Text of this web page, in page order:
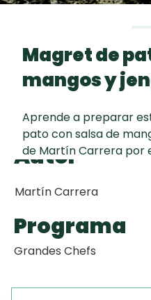
Magret de
mangos y
Aprende a preparar
pato con salsa de
de Martín Carrera por
Autor
Martín Carrera
Programa
Grandes Chefs